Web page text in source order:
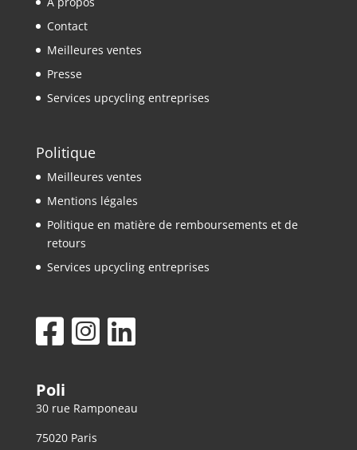
Contact
Meilleures ventes
Presse
Services upcycling entreprises
Politique
Meilleures ventes
Mentions légales
Politique en matière de remboursements et de
retours
Services upcycling entreprises
Poli
30 rue Ramponeau
75020 Paris